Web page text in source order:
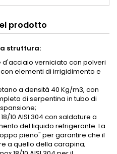
prodotto
struttura:
verniciato con polveri
elementi di irrigidimento e
a densità 40 Kg/m3, con
di serpentina in tubo di
10 AISI 304 con saldature a
del liquido refrigerante. La
pieno" per garantire che il
a quello della carapina;